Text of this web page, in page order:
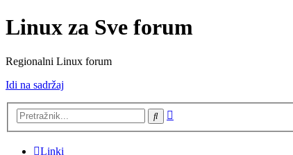
Linux za Sve forum
Regionalni Linux forum
Idi na sadržaj
Pretražnik
Linki